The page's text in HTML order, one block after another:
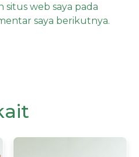
situs web saya pada
saya berikutnya.